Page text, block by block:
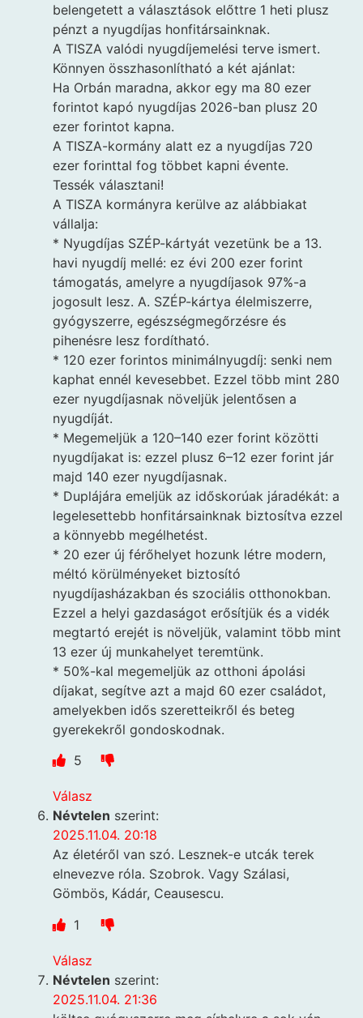
belengetett a választások előttre 1 heti plusz
pénzt a nyugdíjas honfitársainknak.
A TISZA valódi nyugdíjemelési terve ismert.
Könnyen összhasonlítható a két ajánlat:
Ha Orbán maradna, akkor egy ma 80 ezer
forintot kapó nyugdíjas 2026-ban plusz 20
ezer forintot kapna.
A TISZA-kormány alatt ez a nyugdíjas 720
ezer forinttal fog többet kapni évente.
Tessék választani!
A TISZA kormányra kerülve az alábbiakat
vállalja:
* Nyugdíjas SZÉP-kártyát vezetünk be a 13.
havi nyugdíj mellé: ez évi 200 ezer forint
támogatás, amelyre a nyugdíjasok 97%-a
jogosult lesz. A. SZÉP-kártya élelmiszerre,
gyógyszerre, egészségmegőrzésre és
pihenésre lesz fordítható.
* 120 ezer forintos minimálnyugdíj: senki nem
kaphat ennél kevesebbet. Ezzel több mint 280
ezer nyugdíjasnak növeljük jelentősen a
nyugdíját.
* Megemeljük a 120–140 ezer forint közötti
nyugdíjakat is: ezzel plusz 6–12 ezer forint jár
majd 140 ezer nyugdíjasnak.
* Duplájára emeljük az időskorúak járadékát: a
legelesettebb honfitársainknak biztosítva ezzel
a könnyebb megélhetést.
* 20 ezer új férőhelyet hozunk létre modern,
méltó körülményeket biztosító
nyugdíjasházakban és szociális otthonokban.
Ezzel a helyi gazdaságot erősítjük és a vidék
megtartó erejét is növeljük, valamint több mint
13 ezer új munkahelyet teremtünk.
* 50%-kal megemeljük az otthoni ápolási
díjakat, segítve azt a majd 60 ezer családot,
amelyekben idős szeretteikről és beteg
gyerekekről gondoskodnak.
5
Válasz
Névtelen szerint:
2025.11.04. 20:18
Az életéről van szó. Lesznek-e utcák terek
elnevezve róla. Szobrok. Vagy Szálasi,
Gömbös, Kádár, Ceausescu.
1
Válasz
Névtelen szerint:
2025.11.04. 21:36